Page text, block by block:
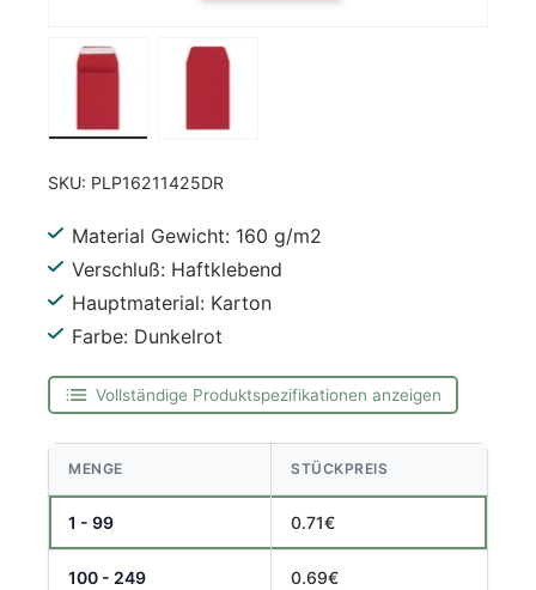
SKU: PLP16211425DR
Material Gewicht: 160 g/m2
Verschluß: Haftklebend
Hauptmaterial: Karton
Farbe: Dunkelrot
Vollständige Produktspezifikationen anzeigen
MENGE STÜCKPREIS
1 - 99 0.71€
100 - 249 0.69€